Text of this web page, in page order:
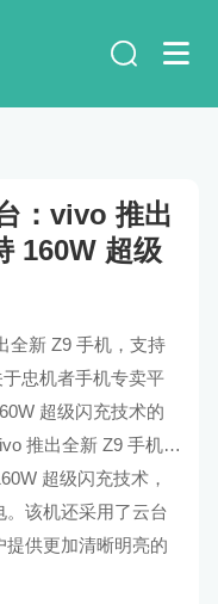
：vivo 推出
160W 超级
全新 Z9 手机，支持
忠机者手机专卖平
超级闪充技术的
推出全新 Z9 手机，
读。超级闪充技术，
该机还采用了云台
供更加清晰明亮的